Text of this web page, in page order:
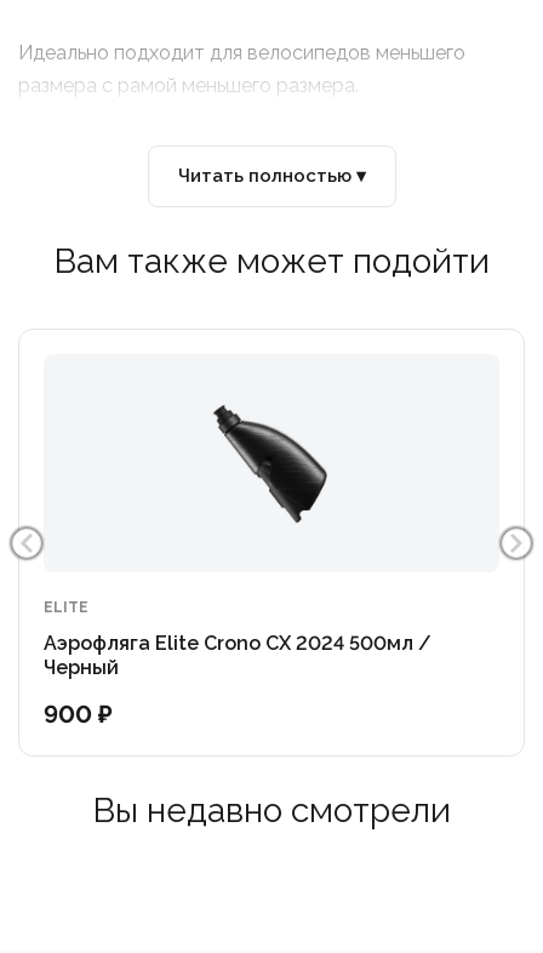
Идеально подходит для велосипедов меньшего
размера с рамой меньшего размера.
Читать полностью ▾
Вам также может подойти
ELITE
Аэрофляга Elite Crono CX 2024 500мл /
Черный
900 ₽
Вы недавно смотрели